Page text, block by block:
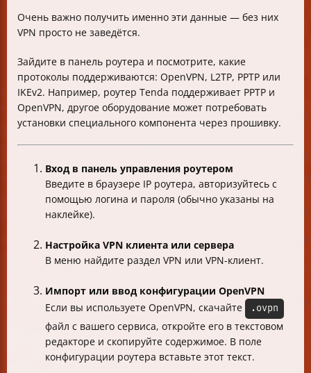
Очень важно получить именно эти данные — без них
VPN просто не заведётся.
Зайдите в панель роутера и посмотрите, какие
протоколы поддерживаются: OpenVPN, L2TP, PPTP или
IKEv2. Например, роутер Tenda поддерживает PPTP и
OpenVPN, другое оборудование может потребовать
установки специального компонента через прошивку.
Вход в панель управления роутером
Введите в браузере IP роутера, авторизуйтесь с
помощью логина и пароля (обычно указаны на
наклейке).
Настройка VPN клиента или сервера
В меню найдите раздел VPN или VPN-клиент.
Импорт или ввод конфигурации OpenVPN
Если вы используете OpenVPN, скачайте
.ovpn
файл с вашего сервиса, откройте его в текстовом
редакторе и скопируйте содержимое. В поле
конфигурации роутера вставьте этот текст.